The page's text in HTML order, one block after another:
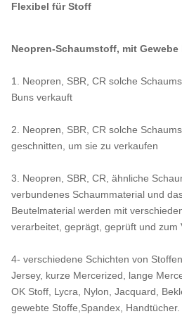
Flexibel für Stoff
Neopren-Schaumstoff, mit Gewebe
1. Neopren, SBR, CR solche
Buns verkauft
2. Neopren, SBR, CR solche
geschnitten, um sie zu verkaufen
3. Neopren, SBR, CR, ähnliche
verbundenes Schaummaterial und
Beutelmaterial werden mit
verarbeitet, geprägt, geprüft und zum
4- verschiedene Schichten von
Jersey, kurze Mercerized, lange
OK Stoff, Lycra, Nylon, Jacquard,
gewebte Stoffe,Spandex, Handtücher.